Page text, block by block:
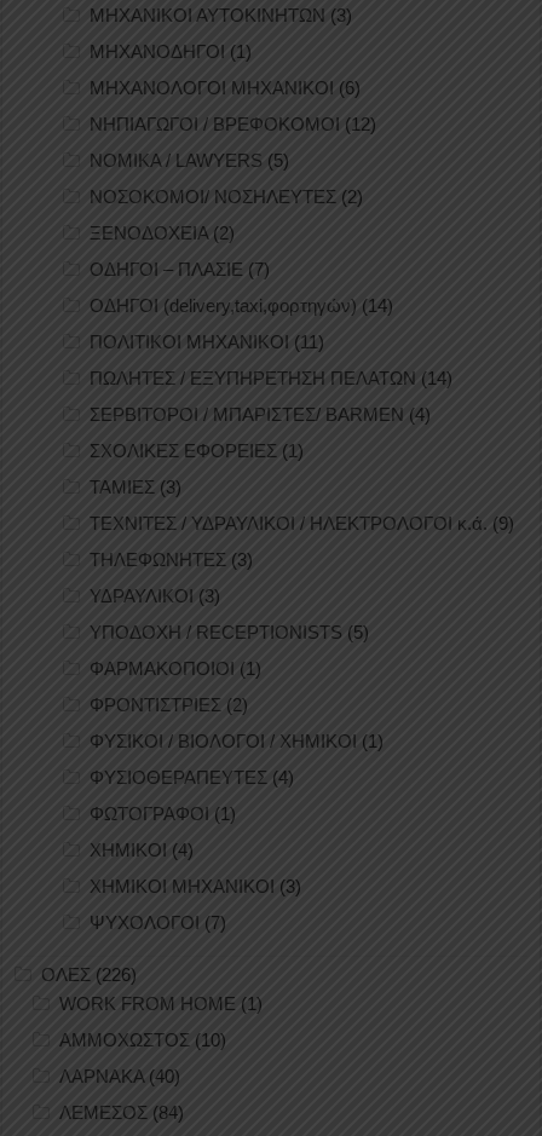
ΜΗΧΑΝΙΚΟΙ ΑΥΤΟΚΙΝΗΤΩΝ (3)
ΜΗΧΑΝΟΔΗΓΟΙ (1)
ΜΗΧΑΝΟΛΟΓΟΙ ΜΗΧΑΝΙΚΟΙ (6)
ΝΗΠΙΑΓΩΓΟΙ / ΒΡΕΦΟΚΟΜΟΙ (12)
ΝΟΜΙΚΑ / LAWYERS (5)
ΝΟΣΟΚΟΜΟΙ/ ΝΟΣΗΛΕΥΤΕΣ (2)
ΞΕΝΟΔΟΧΕΙΑ (2)
ΟΔΗΓΟΙ – ΠΛΑΣΙΕ (7)
ΟΔΗΓΟΙ (delivery,taxi,φορτηγών) (14)
ΠΟΛΙΤΙΚΟΙ ΜΗΧΑΝΙΚΟΙ (11)
ΠΩΛΗΤΕΣ / ΕΞΥΠΗΡΕΤΗΣΗ ΠΕΛΑΤΩΝ (14)
ΣΕΡΒΙΤΟΡΟΙ / ΜΠΑΡΙΣΤΕΣ/ BARMEN (4)
ΣΧΟΛΙΚΕΣ ΕΦΟΡΕΙΕΣ (1)
ΤΑΜΙΕΣ (3)
ΤΕΧΝΙΤΕΣ / ΥΔΡΑΥΛΙΚΟΙ / ΗΛΕΚΤΡΟΛΟΓΟΙ κ.ά. (9)
ΤΗΛΕΦΩΝΗΤΕΣ (3)
ΥΔΡΑΥΛΙΚΟΙ (3)
ΥΠΟΔΟΧΗ / RECEPTIONISTS (5)
ΦΑΡΜΑΚΟΠΟΙΟΙ (1)
ΦΡΟΝΤΙΣΤΡΙΕΣ (2)
ΦΥΣΙΚΟΙ / ΒΙΟΛΟΓΟΙ / ΧΗΜΙΚΟΙ (1)
ΦΥΣΙΟΘΕΡΑΠΕΥΤΕΣ (4)
ΦΩΤΟΓΡΑΦΟΙ (1)
ΧΗΜΙΚΟΙ (4)
ΧΗΜΙΚΟΙ ΜΗΧΑΝΙΚΟΙ (3)
ΨΥΧΟΛΟΓΟΙ (7)
ΟΛΕΣ (226)
WORK FROM HOME (1)
ΑΜΜΟΧΩΣΤΟΣ (10)
ΛΑΡΝΑΚΑ(40)
ΛΕΜΕΣΟΣ (84)